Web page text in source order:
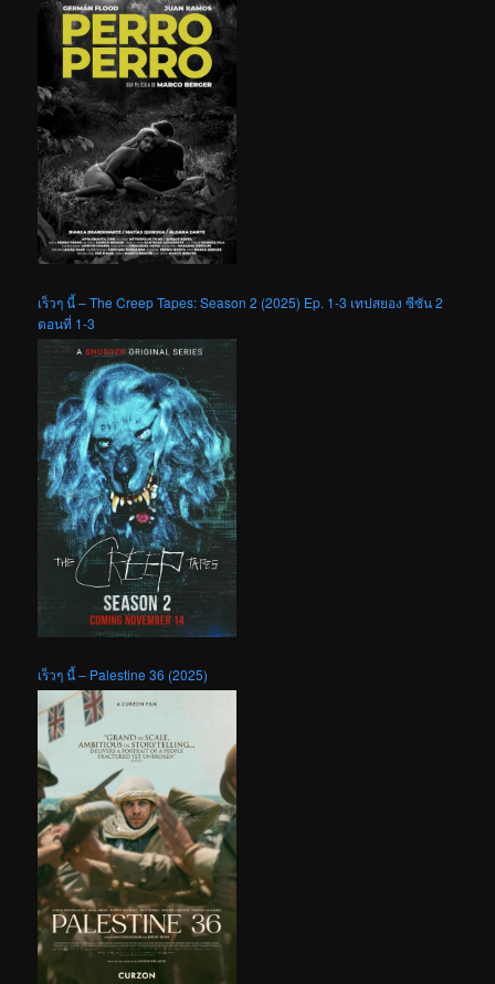
เร็วๆ นี้ – The Creep Tapes: Season 2 (2025) Ep. 1-3 เทปสยอง ซีซัน 2
ตอนที่ 1-3
เร็วๆ นี้ – Palestine 36 (2025)